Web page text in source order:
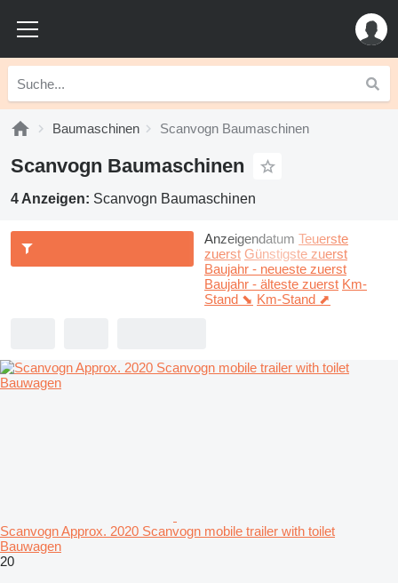
Baumaschinen Scanvogn Baumaschinen
Scanvogn Baumaschinen
4 Anzeigen: Scanvogn Baumaschinen
Anzeigendatum Teuerste
zuerst Günstigste zuerst
Baujahr - neueste zuerst
Baujahr - älteste zuerst Km-
Stand ⬊ Km-Stand ⬈
Scanvogn Approx. 2020 Scanvogn mobile trailer with toilet
Bauwagen
20